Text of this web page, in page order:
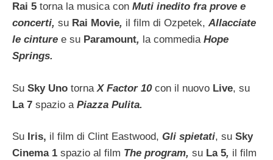
Rai 5 torna la musica con Muti inedito fra prove e
concerti, su Rai Movie, il film di Ozpetek, Allacciate
le cinture e su Paramount, la commediaHope
Springs.
Su Sky Uno tornaX Factor 10con il nuovo Live, su
La 7 spazio aPiazza Pulita.
Su Iris, il film di Clint Eastwood, Gli spietati, su Sky
Cinema 1 spazio al film The program, su La 5, il film